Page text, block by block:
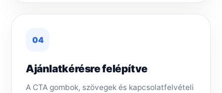
04
Ajánlatkérésre felépítve
A CTA gombok, szövegek és kapcsolatfelvételi